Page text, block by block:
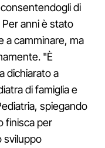
di
anni è stato
a camminare, ma
"È
dichiarato a
di famiglia e
spiegando
finisca per
sviluppo